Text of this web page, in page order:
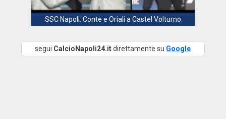
SSC Napoli: Conte e Oriali a Castel Volturno
segui CalcioNapoli24.itdirettamente su Google